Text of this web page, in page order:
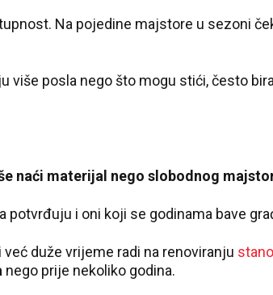
Na pojedine majstore u sezoni
više posla nego što mogu stići, često
naći materijal nego slobodnog
potvrđuju i oni koji se godinama bave
duže vrijeme radi na renoviranju
nego prije nekoliko godina.